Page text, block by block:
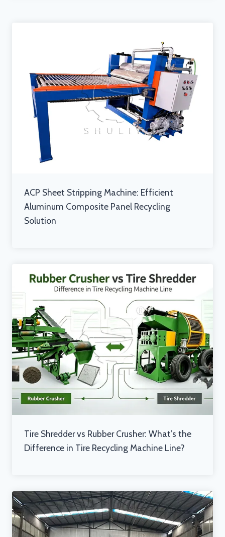
ACP Sheet Stripping Machine: Efficient
Aluminum Composite Panel Recycling
Solution
Tire Shredder vs Rubber Crusher: What’s the
Difference in Tire Recycling Machine Line?